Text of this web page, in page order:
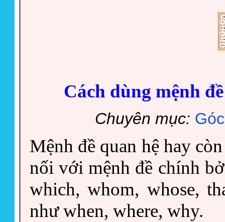
Cách dùng mệnh
Chuyên mục:
Mệnh đề quan hệ hay
nối với mệnh đề chính
which, whom, whose,
như when, where, why.